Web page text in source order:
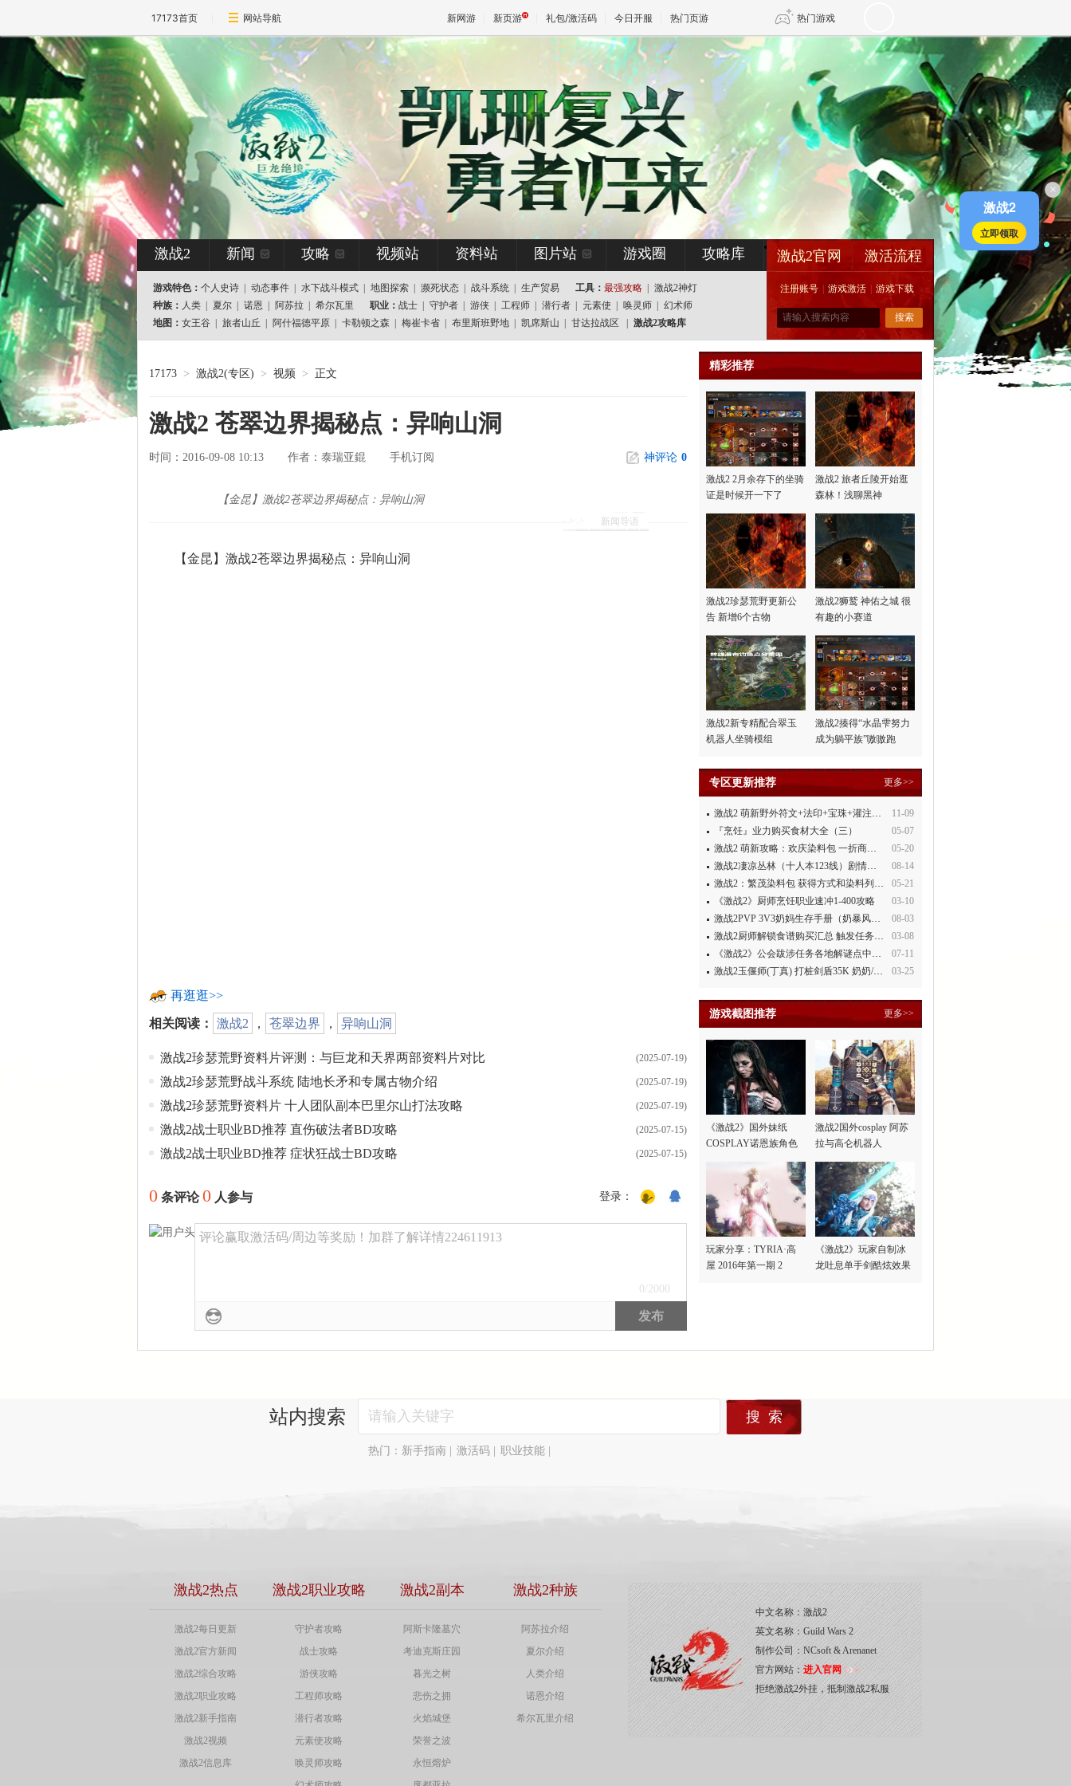
17173首页 网站导航 新网游 新页游 礼包/激活码 今日开服 热门页游 热门游戏
传奇4
天堂 剑网3旗舰版 新天龙八部
王权与自由 诛仙世界
激战2 新闻 攻略 视频站 资料站 图片站 游戏圈 攻略库
游戏特色： 个人史诗 动态事件 水下战斗模式 地图探索 濒死状态 战斗系统 生产贸易 工具： 最强攻略
激战2神灯
种族： 人类 夏尔 诺恩 阿苏拉 希尔瓦里 职业： 战士 守护者 游侠 工程师 潜行者 元素使 唤灵师
幻术师
地图： 女王谷 旅者山丘 阿什福德平原 卡勒顿之森 梅崔卡省 布里斯班野地 凯席斯山 甘达拉战区 激战2攻略库
激战2官网 激活流程
注册账号 游戏激活 游戏下载
17173 > 激战2(专区) > 视频 > 正文
激战2 苍翠边界揭秘点：异响山洞
时间：2016-09-08 10:13 作者： 泰瑞亚錕 手机订阅 神评论 0
新闻导语
【金昆】激战2苍翠边界揭秘点：异响山洞
【金昆】激战2苍翠边界揭秘点：异响山洞
再逛逛>>
相关阅读： 激战2 ， 苍翠边界 ， 异响山洞
(2025-07-19)
激战2珍瑟荒野资料片评测：与巨龙和天界两部资料片对比
(2025-07-19)
激战2珍瑟荒野战斗系统 陆地长矛和专属古物介绍
(2025-07-19)
激战2珍瑟荒野资料片 十人团队副本巴里尔山打法攻略
(2025-07-15)
激战2战士职业BD推荐 直伤破法者BD攻略
(2025-07-15)
激战2战士职业BD推荐 症状狂战士BD攻略
0 条评论0 人参与 登录：
评论赢取激活码/周边等奖励！加群了解详情224611913
0 /2000
发布
精彩推荐
激战2 2月余存下的坐骑
证是时候开一下了
激战2 旅者丘陵开始逛
森林！浅聊黑神
话“悟…
激战2珍瑟荒野更新公
告 新增6个古物
激战2狮鹫 神佑之城 很
有趣的小赛道
激战2新专精配合翠玉
机器人坐骑模组
激战2揍得“水晶雫努力
成为躺平族”嗷嗷跑
专区更新推荐 更多>>
11-09
激战2 萌新野外符文+法印+宝珠+灌注全讲解
05-07
『烹饪』业力购买食材大全（三）
05-20
激战2 萌新攻略：欢庆染料包 一折商场買
08-14
激战2凄凉丛林（十人本123线）剧情整理
05-21
激战2：繁茂染料包 获得方式和染料列表
03-10
《激战2》厨师烹饪职业速冲1-400攻略
08-03
激战2PVP 3V3奶妈生存手册（奶暴风、奶守护）
03-08
激战2厨师解锁食谱购买汇总 触发任务攻略
07-11
《激战2》公会跋涉任务各地解谜点中文攻略
03-25
激战2玉偃师(丁真) 打桩剑盾35K 奶奶/萌新都会玩
游戏截图推荐 更多>>
《激战2》国外妹纸
COSPLAY诺恩族角色
激战2国外cosplay 阿苏
拉与高仑机器人
玩家分享：TYRIA·高
屋 2016年第一期 2
《激战2》玩家自制冰
龙吐息单手剑酷炫效果
站内搜索
热门： 新手指南 激活码 职业技能
激战2热点
激战2每日更新
激战2官方新闻
激战2综合攻略
激战2职业攻略
激战2新手指南
激战2视频
激战2信息库
激战2职业攻略
守护者攻略
战士攻略
游侠攻略
工程师攻略
潜行者攻略
元素使攻略
唤灵师攻略
激战2副本
阿斯卡隆墓穴
考迪克斯庄园
暮光之树
悲伤之拥
火焰城堡
荣誉之波
永恒熔炉
激战2种族
阿苏拉介绍
夏尔介绍
人类介绍
诺恩介绍
希尔瓦里介绍
中文名称：激战2
英文名称： Guild Wars 2
制作公司：NCsoft & Arenanet
官方网站：进入官网
拒绝激战2外挂，抵制激战2私服
×
激战2
立即领取